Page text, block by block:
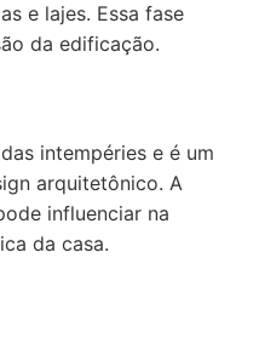
e lajes. Essa fase
da edificação.
intempéries e é um
arquitetônico. A
influenciar na
da casa.